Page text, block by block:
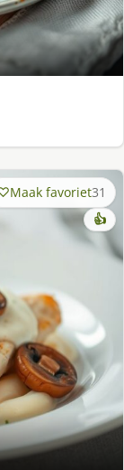
Maak favoriet31
👍